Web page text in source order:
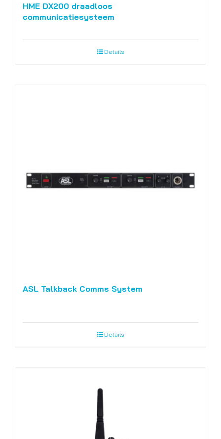
HME DX200 draadloos
communicatiesysteem
Details
ASL Talkback Comms System
Details